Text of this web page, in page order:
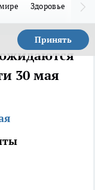
Здоровье
Принять
30 мая